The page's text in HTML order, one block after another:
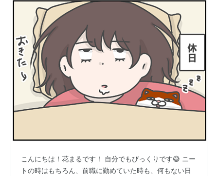
こんにちは！花まるです！ 自分でもびっくりです😅 ニー
トの時はもちろん、前職に勤めていた時も、何もない日